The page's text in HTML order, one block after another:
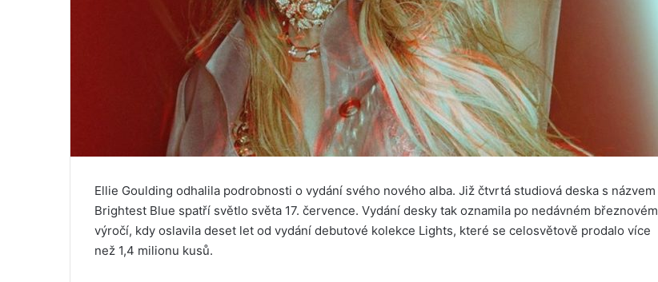
Ellie Goulding odhalila podrobnosti o vydání svého nového alba. Již čtvrtá studiová deska s názvem
Brightest Blue spatří světlo světa 17. července. Vydání desky tak oznamila po nedávném březnovém
výročí, kdy oslavila deset let od vydání debutové kolekce Lights, které se celosvětově prodalo více
než 1,4 milionu kusů.